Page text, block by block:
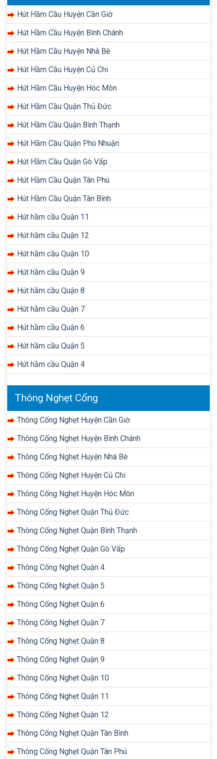
Hút Hầm Cầu Huyện Cần Giờ
Hút Hầm Cầu Huyện Bình Chánh
Hút Hầm Cầu Huyện Nhà Bè
Hút Hầm Cầu Huyện Củ Chi
Hút Hầm Cầu Huyện Hóc Môn
Hút Hầm Cầu Quận Thủ Đức
Hút Hầm Cầu Quận Bình Thạnh
Hút Hầm Cầu Quận Phú Nhuận
Hút Hầm Cầu Quận Gò Vấp
Hút Hầm Cầu Quận Tân Phú
Hút Hầm Cầu Quận Tân Bình
Hút hầm cầu Quận 11
Hút hầm cầu Quận 12
Hút hầm cầu Quận 10
Hút hầm cầu Quận 9
Hút hầm cầu Quận 8
Hút hầm cầu Quận 7
Hút hầm cầu Quận 6
Hút hầm cầu Quận 5
Hút hầm cầu Quận 4
Thông Nghẹt Cống
Thông Cống Nghẹt Huyện Cần Giờ
Thông Cống Nghẹt Huyện Bình Chánh
Thông Cống Nghẹt Huyện Nhà Bè
Thông Cống Nghẹt Huyện Củ Chi
Thông Cống Nghẹt Huyện Hóc Môn
Thông Cống Nghẹt Quận Thủ Đức
Thông Cống Nghẹt Quận Bình Thạnh
Thông Cống Nghẹt Quận Gò Vấp
Thông Cống Nghẹt Quận 4
Thông Cống Nghẹt Quận 5
Thông Cống Nghẹt Quận 6
Thông Cống Nghẹt Quận 7
Thông Cống Nghẹt Quận 8
Thông Cống Nghẹt Quận 9
Thông Cống Nghẹt Quận 10
Thông Cống Nghẹt Quận 11
Thông Cống Nghẹt Quận 12
Thông Cống Nghẹt Quận Tân Bình
Thông Cống Nghẹt Quận Tân Phú